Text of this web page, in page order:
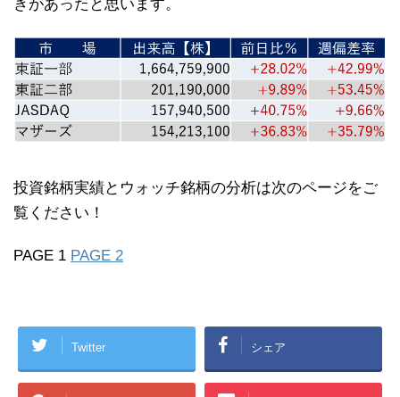
きがあったと思います。
投資銘柄実績とウォッチ銘柄の分析は次のページをご
覧ください！
PAGE 1 PAGE 2
Twitter シェア